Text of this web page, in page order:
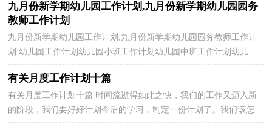
九月份新学期幼儿园工作计划,九月份新学期幼儿园园务
教师工作计划
九月份新学期幼儿园工作计划,九月份新学期幼儿园园务教师工作计
划 幼儿园工作计划幼儿园小班工作计划幼儿园中班工作计划幼儿园
大班工作计划幼儿园教研工作计划幼儿园安全工...
有关月度工作计划十篇
有关月度工作计划十篇 时间流逝得如此之快，我们的工作又迈入新
的阶段，我们要好好计划今后的学习，制定一份计划了。我们该怎么
拟定计划呢？以下是小编为大家收集的月度工作计划10...